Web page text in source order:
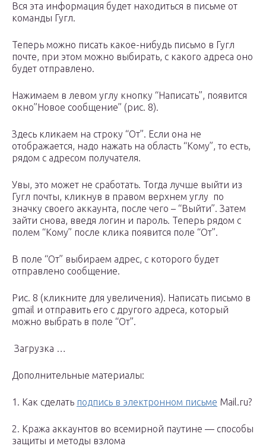
Вся эта информация будет находиться в письме от
команды Гугл.
Теперь можно писать какое-нибудь письмо в Гугл
почте, при этом можно выбирать, с какого адреса оно
будет отправлено.
Нажимаем в левом углу кнопку “Написать”, появится
окно”Новое сообщение” (рис. 8).
Здесь кликаем на строку “От”. Если она не
отображается, надо нажать на область “Кому”, то есть,
рядом с адресом получателя.
Увы, это может не сработать. Тогда лучше выйти из
Гугл почты, кликнув в правом верхнем углу по
значку своего аккаунта, после чего – “Выйти”. Затем
зайти снова, введя логин и пароль. Теперь рядом с
полем “Кому” после клика появится поле “От”.
В поле “От” выбираем адрес, с которого будет
отправлено сообщение.
Рис. 8 (кликните для увеличения). Написать письмо в
gmail и отправить его с другого адреса, который
можно выбрать в поле “От”.
Загрузка …
Дополнительные материалы:
1. Как сделать подпись в электронном письме Mail.ru?
2. Кража аккаунтов во всемирной паутине — способы
защиты и методы взлома